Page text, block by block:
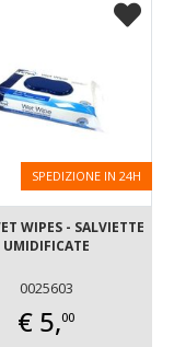
SPEDIZIONE IN 24H
WIPES - SALVIETTE
UMIDIFICATE
0025603
€ 5,00